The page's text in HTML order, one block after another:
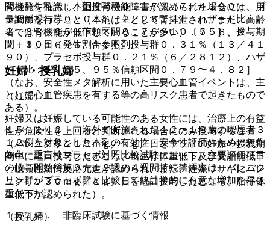
間［発生割合：本剤投与群０．１７％（７／４１９０）、プ
ラセボ投与群０．０７％（２／２８１２）、ハザード比：
２．８３、９５％信頼区間０．７６〜１０．５５］、投与期
間＋３０日［発生割合：本剤投与群０．３１％（１３／４１
９０）、プラセボ投与群０．２１％（６／２８１２）、ハザ
ード比：１．９５、９５％信頼区間０．７９〜４．８２］
（なお、安全性メタ解析に用いた主要心血管イベントは、主
として心血管疾患を有する等の高リスク患者で起きたもので
ある）。
１５．１．２． 海外で実施された１２〜１９歳の喫煙者３
１２例を対象とした本剤の有効性・安全性評価のための無作
為化二重盲検プラセボ対照比較試験において、主要評価項目
の投与開始後第９〜１２週の４週間持続禁煙率は、バレニク
リン群がプラセボ群と比較して統計学的に有意な増加を示さ
なかった。
１５．２． 非臨床試験に基づく情報
腎機能を確認し、重度腎機能障害が認められた場合には、用
量調節を行うこと（本剤は主として腎排泄され、また、高齢
者では腎機能が低下していることが多い）〔７．６、９．
２．１、１６．６．１参照〕。
妊婦・授乳婦
（妊婦）
妊婦又は妊娠している可能性のある女性には、治療上の有益
性が危険性を上回ると判断される場合にのみ投与すること
（バレニクリン１５ｍｇ／ｋｇ／日をラットの妊娠〜授乳期
間中に経口投与したところ、出生仔体重低下及び受胎能低下
と聴覚性驚愕反応亢進が認められ、また、妊娠ウサギにバレ
ニクリン３０ｍｇ／ｋｇ／日を経口投与したところ、胎仔体
重低下が認められた）。
（授乳婦）